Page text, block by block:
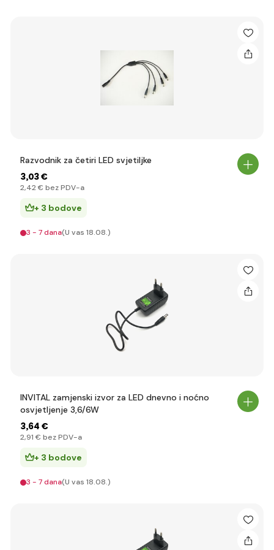
Razvodnik za četiri LED svjetiljke
3,03 €
2,42 € bez PDV-a
+ 3 bodove
3 - 7 dana(U vas 18.08.)
INVITAL zamjenski izvor za LED dnevno i noćno
osvjetljenje 3,6/6W
3,64 €
2,91 € bez PDV-a
+ 3 bodove
3 - 7 dana(U vas 18.08.)